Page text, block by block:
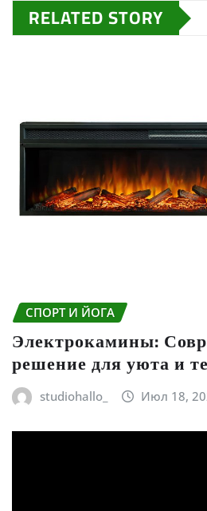
RELATED STORY
СПОРТ И ЙОГА
Электрокамины:
решение для уюта и
studiohallo_ Июл 18,